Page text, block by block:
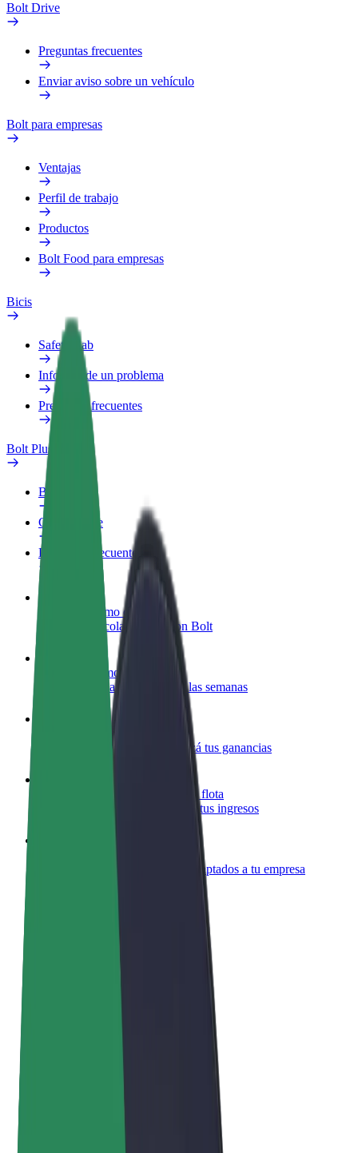
Bolt Drive
Preguntas frecuentes
Enviar aviso sobre un vehículo
Bolt para empresas
Ventajas
Perfil de trabajo
Productos
Bolt Food para empresas
Bicis
Safety Lab
Informar de un problema
Preguntas frecuentes
Bolt Plus
Beneficios
Cómo unirse
Preguntas frecuentes
Colaborar como conductor
Gana dinero colaborando con Bolt
Colaborar como repartidor
Repartí comida y cobrá todas las semanas
Añadir un restaurante o tienda
Llegá a más clientes y maximizá tus ganancias
Registrarse como propietario de flota
Añadí tu flota a Bolt y potenciá tus ingresos
Productos y servicios de Bolt adaptados a tu empresa